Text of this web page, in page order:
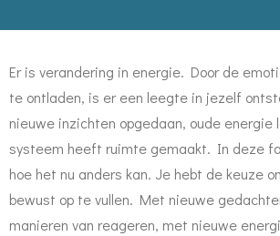
Er is verandering in energie. Door de
te ontladen, is er een leegte in jezelf
nieuwe inzichten opgedaan, oude energie
systeem heeft ruimte gemaakt. In deze
hoe het nu anders kan. Je hebt de keuze
bewust op te vullen. Met nieuwe
manieren van reageren, met nieuwe